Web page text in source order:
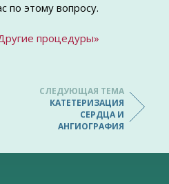
по этому вопросу.
процедуры»
СЛЕДУЮЩАЯ ТЕМА
КАТЕТЕРИЗАЦИЯ
СЕРДЦА И
АНГИОГРАФИЯ